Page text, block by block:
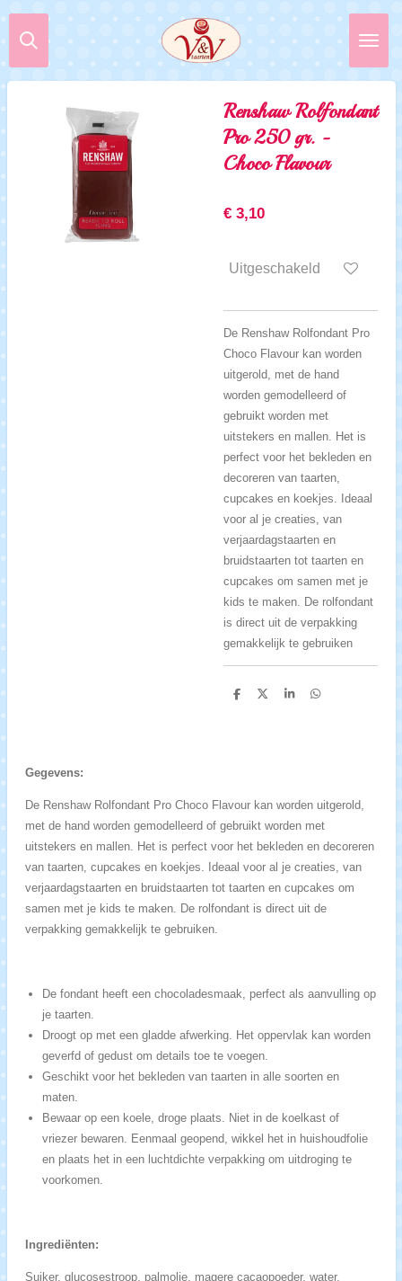
Ga
direct
de
Renshaw Rolfondant
Pro 250 gr. -
Choco Flavour
€ 3,10
Uitgeschakeld
De Renshaw Rolfondant Pro
Choco Flavour kan worden
uitgerold, met de hand
worden gemodelleerd of
gebruikt worden met
uitstekers en mallen. Het is
perfect voor het bekleden en
decoreren van taarten,
cupcakes en koekjes. Ideaal
voor al je creaties, van
verjaardagstaarten en
bruidstaarten tot taarten en
cupcakes om samen met je
kids te maken. De rolfondant
is direct uit de verpakking
gemakkelijk te gebruiken
D
D
S
D
Gegevens:
De Renshaw Rolfondant Pro Choco Flavour kan worden uitgerold,
met de hand worden gemodelleerd of gebruikt worden met
uitstekers en mallen. Het is perfect voor het bekleden en decoreren
van taarten, cupcakes en koekjes. Ideaal voor al je creaties, van
verjaardagstaarten en bruidstaarten tot taarten en cupcakes om
samen met je kids te maken. De rolfondant is direct uit de
verpakking gemakkelijk te gebruiken.
De fondant heeft een chocoladesmaak, perfect als aanvulling op
je taarten.
Droogt op met een gladde afwerking. Het oppervlak kan worden
geverfd of gedust om details toe te voegen.
Geschikt voor het bekleden van taarten in alle soorten en
maten.
Bewaar op een koele, droge plaats. Niet in de koelkast of
vriezer bewaren. Eenmaal geopend, wikkel het in huishoudfolie
en plaats het in een luchtdichte verpakking om uitdroging te
voorkomen.
Ingrediënten:
Suiker, glucosestroop, palmolie, magere cacaopoeder, water,